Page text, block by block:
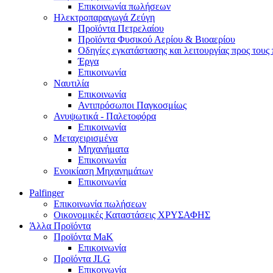
Επικοινωνία πωλήσεων
Ηλεκτροπαραγωγά Ζεύγη
Προϊόντα Πετρελαίου
Προϊόντα Φυσικού Αερίου & Βιοαερίου
Οδηγίες εγκατάστασης και λειτουργίας προς τους
Έργα
Επικοινωνία
Ναυτιλία
Επικοινωνία
Αντιπρόσωποι Παγκοσμίως
Ανυψωτικά - Παλετοφόρα
Επικοινωνία
Μεταχειρισμένα
Μηχανήματα
Επικοινωνία
Ενοικίαση Μηχανημάτων
Επικοινωνία
Palfinger
Επικοινωνία πωλήσεων
Οικονομικές Καταστάσεις ΧΡΥΣΑΦΗΣ
Άλλα Προϊόντα
Προϊόντα MaK
Επικοινωνία
Προϊόντα JLG
Επικοινωνία